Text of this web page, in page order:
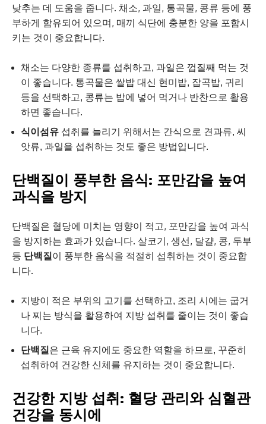
낮추는 데 도움을 줍니다. 채소, 과일, 통곡물, 콩류 등에 풍
부하게 함유되어 있으며, 매끼 식단에 충분한 양을 포함시
키는 것이 중요합니다.
채소는 다양한 종류를 섭취하고, 과일은 껍질째 먹는 것
이 좋습니다. 통곡물은 쌀밥 대신 현미밥, 잡곡밥, 귀리
등을 선택하고, 콩류는 밥에 넣어 먹거나 반찬으로 활용
하면 좋습니다.
식이섬유 섭취를 늘리기 위해서는 간식으로 견과류, 씨
앗류, 과일을 섭취하는 것도 좋은 방법입니다.
단백질이 풍부한 음식: 포만감을 높여
과식을 방지
단백질은 혈당에 미치는 영향이 적고, 포만감을 높여 과식
을 방지하는 효과가 있습니다. 살코기, 생선, 달걀, 콩, 두부
등 단백질이 풍부한 음식을 적절히 섭취하는 것이 중요합
니다.
지방이 적은 부위의 고기를 선택하고, 조리 시에는 굽거
나 찌는 방식을 활용하여 지방 섭취를 줄이는 것이 좋습
니다.
단백질 은 근육 유지에도 중요한 역할을 하므로, 꾸준히
섭취하여 건강한 신체를 유지하는 것이 중요합니다.
건강한 지방 섭취: 혈당 관리와 심혈관
건강을 동시에